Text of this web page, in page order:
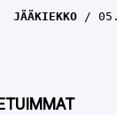
JÄÄKIEKKO